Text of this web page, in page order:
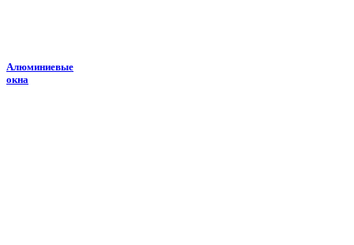
Алюминиевые
окна